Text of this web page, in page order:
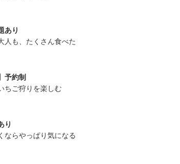
あり
人も、たくさん食べた
予約制
ちご狩りを楽しむ
り
ならやっぱり気になる